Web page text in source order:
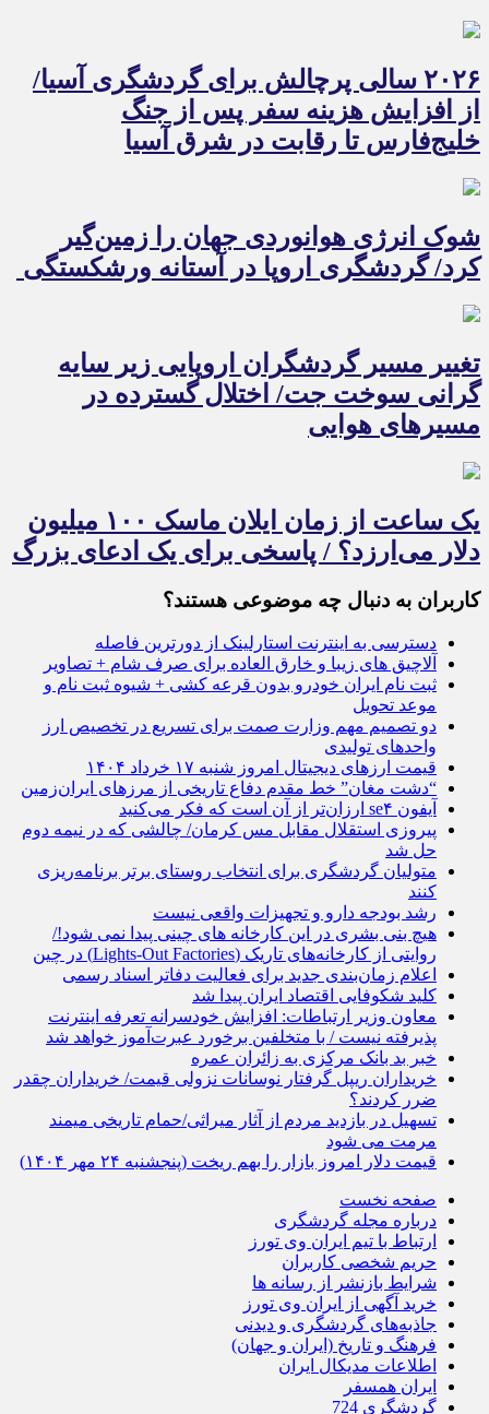
۲۰۲۶ سالی پرچالش برای گردشگری آسیا/
از افزایش هزینه سفر پس از جنگ
خلیج‌فارس تا رقابت در شرق آسیا
شوک انرژی هوانوردی جهان را زمین‌گیر
کرد/ گردشگری اروپا در آستانه ورشکستگی
تغییر مسیر گردشگران اروپایی زیر سایه
گرانی سوخت جت/ اختلال گسترده در
مسیرهای هوایی
یک ساعت از زمان ایلان ماسک ۱۰۰ میلیون
دلار می‌ارزد؟ / پاسخی برای یک ادعای بزرگ
کاربران به دنبال چه موضوعی هستند؟
دسترسی به اینترنت استارلینک از دورترین فاصله
آلاچیق های زیبا و خارق العاده برای صرف شام + تصاویر
ثبت نام ایران خودرو بدون قرعه کشی + شیوه ثبت نام و
موعد تحویل
دو تصمیم مهم وزارت صمت برای تسریع در تخصیص ارز
واحد‌های تولیدی
قیمت ارز‌های دیجیتال امروز شنبه ۱۷ خرداد ۱۴۰۴
“دشت مغان” خط مقدم دفاع تاریخی از مرزهای ایران‌زمین
آیفون se۴ ارزان‌تر از آن است که فکر می‌کنید
پیروزی استقلال مقابل مس کرمان/ چالشی که در نیمه دوم
حل شد
متولیان گردشگری برای انتخاب روستای برتر برنامه‌ریزی
کنند
رشد بودجه دارو و تجهیزات واقعی نیست
هیچ بنی بشری در این کارخانه های چینی پیدا نمی شود!/
روایتی از کارخانه‌های تاریک (Lights-Out Factories) در چین
اعلام زمان‌بندی جدید برای فعالیت دفاتر اسناد رسمی
کلید شکوفایی اقتصاد ایران پیدا شد
معاون وزیر ارتباطات: افزایش خودسرانه تعرفه اینترنت
پذیرفته نیست / با متخلفین برخورد عبرت‌آموز خواهد شد
خبر بد بانک مرکزی به زائران عمره
خریداران ریپل گرفتار نوسانات نزولی قیمت/ خریداران چقدر
ضرر کردند؟
تسهیل در بازدید مردم از آثار میراثی/حمام تاریخی میمند
مرمت می شود
قیمت دلار امروز بازار را بهم ریخت (پنجشنبه ۲۴ مهر ۱۴۰۴)
صفحه نخست
درباره مجله گردشگری
ارتباط با تیم ایران وی تورز
حریم شخصی کاربران
شرایط بازنشر از رسانه ها
خرید آگهی از ایران وی تورز
جاذبه‌های گردشگری و دیدنی
فرهنگ و تاریخ (ایران و جهان)
اطلاعات مدیکال ایران
ایران همسفر
گردشگری 724